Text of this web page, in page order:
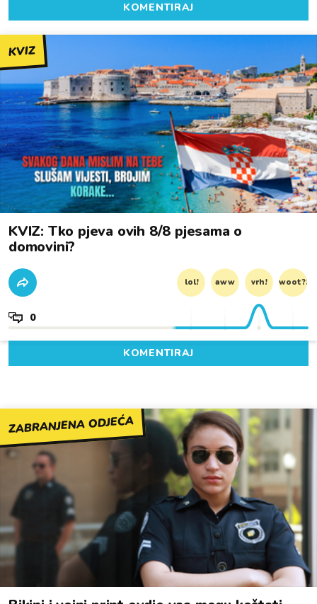
KOMENTIRAJ
KVIZ
KVIZ: Tko pjeva ovih 8/8 pjesama o
domovini?
lol! aww vrh! woot?!
0
KOMENTIRAJ
ZABRANJENA ODJEĆA